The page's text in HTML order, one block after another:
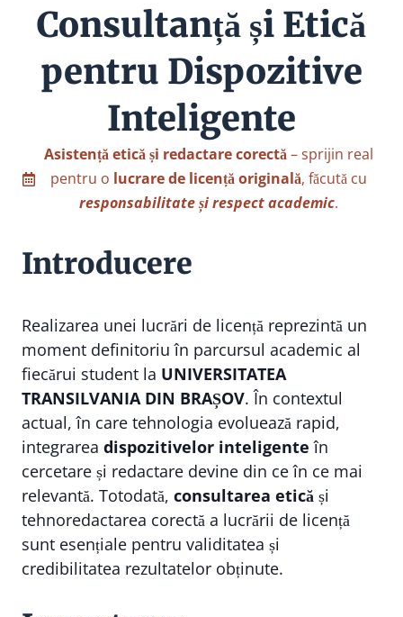
Consultanță și Etică
pentru Dispozitive
Inteligente
Asistență etică și redactare corectă– sprijin real
pentru o lucrare de licență originală, făcută cu
responsabilitate și respect academic.
Introducere
Realizarea unei lucrări de licență reprezintă un
moment definitoriu în parcursul academic al
fiecărui student la UNIVERSITATEA
TRANSILVANIA DIN BRAȘOV. În contextul
actual, în care tehnologia evoluează rapid,
integrarea dispozitivelor inteligente în
cercetare și redactare devine din ce în ce mai
relevantă. Totodată, consultarea etică și
tehnoredactarea corectă a lucrării de licență
sunt esențiale pentru validitatea și
credibilitatea rezultatelor obținute.